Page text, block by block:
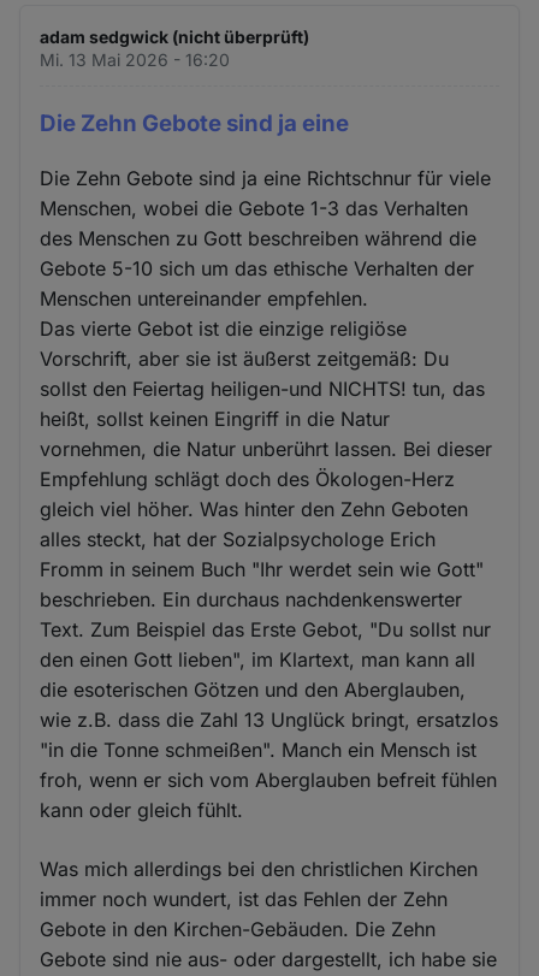
adam sedgwick (nicht überprüft)
Mi. 13 Mai 2026 - 16:20
Die Zehn Gebote sind ja eine
Die Zehn Gebote sind ja eine Richtschnur für viele
Menschen, wobei die Gebote 1-3 das Verhalten
des Menschen zu Gott beschreiben während die
Gebote 5-10 sich um das ethische Verhalten der
Menschen untereinander empfehlen.
Das vierte Gebot ist die einzige religiöse
Vorschrift, aber sie ist äußerst zeitgemäß: Du
sollst den Feiertag heiligen-und NICHTS! tun, das
heißt, sollst keinen Eingriff in die Natur
vornehmen, die Natur unberührt lassen. Bei dieser
Empfehlung schlägt doch des Ökologen-Herz
gleich viel höher. Was hinter den Zehn Geboten
alles steckt, hat der Sozialpsychologe Erich
Fromm in seinem Buch "Ihr werdet sein wie Gott"
beschrieben. Ein durchaus nachdenkenswerter
Text. Zum Beispiel das Erste Gebot, "Du sollst nur
den einen Gott lieben", im Klartext, man kann all
die esoterischen Götzen und den Aberglauben,
wie z.B. dass die Zahl 13 Unglück bringt, ersatzlos
"in die Tonne schmeißen". Manch ein Mensch ist
froh, wenn er sich vom Aberglauben befreit fühlen
kann oder gleich fühlt.
Was mich allerdings bei den christlichen Kirchen
immer noch wundert, ist das Fehlen der Zehn
Gebote in den Kirchen-Gebäuden. Die Zehn
Gebote sind nie aus- oder dargestellt, ich habe sie